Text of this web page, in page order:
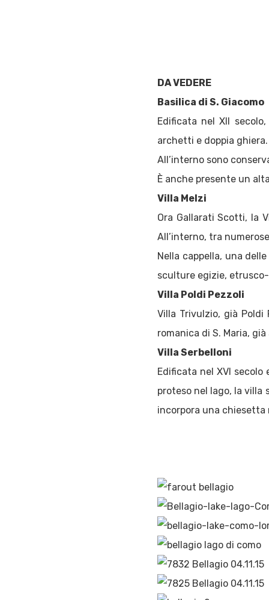
DA VEDERE
Basilica di S. Giacomo
Edificata nel XII
archetti e doppia ghiera.
All’interno sono
È anche presente un
Villa Melzi
Ora Gallarati Scotti, la
All’interno, tra
Nella cappella, una
sculture egizie,
Villa Poldi Pezzoli
Villa Trivulzio, già
romanica di S. Maria,
Villa Serbelloni
Edificata nel XVI
proteso nel lago, la villa
incorpora una chiesetta